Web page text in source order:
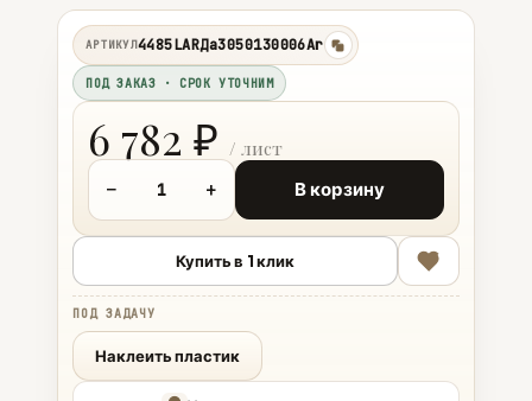
АРТИКУЛ4485LARДа3050130006Ar
копировать
ПОД ЗАКАЗ · СРОК УТОЧНИМ
6 782 ₽
− + В корзину
Купить в 1 клик
ПОД ЗАДАЧУ
Наклеить пластик